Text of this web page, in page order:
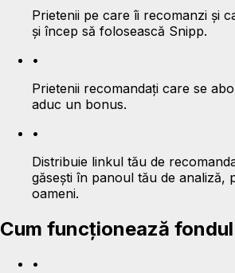
Prietenii pe care îi recomanzi și
și încep să folosească Snipp.
•
Prietenii recomandați care se
aduc un bonus.
•
Distribuie linkul tău de
găsești în panoul tău de analiză,
oameni.
Cum funcționează fondul
•